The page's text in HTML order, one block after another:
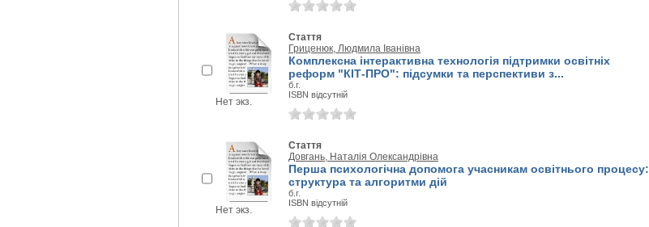
Нет экз.
Стаття
Гриценюк, Людмила Іванівна
Комплексна інтерактивна технологія підтримки освітніх
реформ "КІТ-ПРО": підсумки та перспективи з...
б.г.
ISBN відсутній
Нет экз.
Стаття
Довгань, Наталія Олександрівна
Перша психологічна допомога учасникам освітнього процесу:
структура та алгоритми дій
б.г.
ISBN відсутній